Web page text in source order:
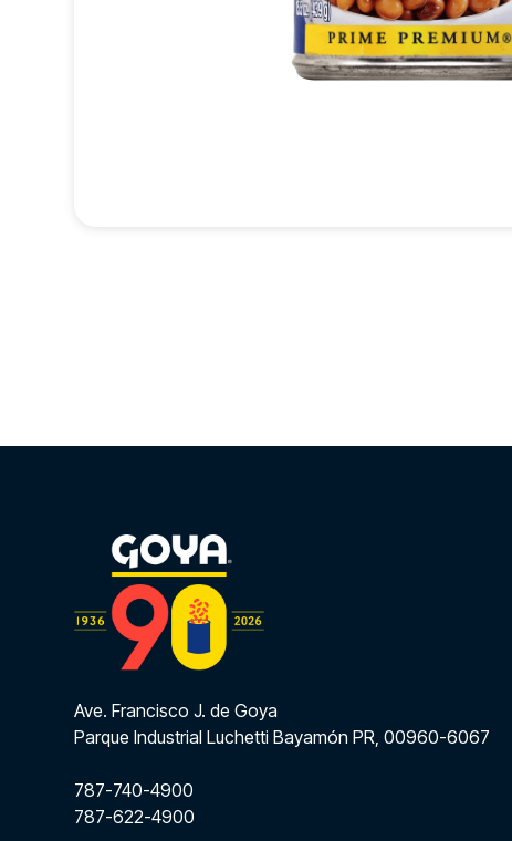
Ave. Francisco J. de Goya
Parque Industrial Luchetti Bayamón PR, 00960-6067
787-740-4900
787-622-4900